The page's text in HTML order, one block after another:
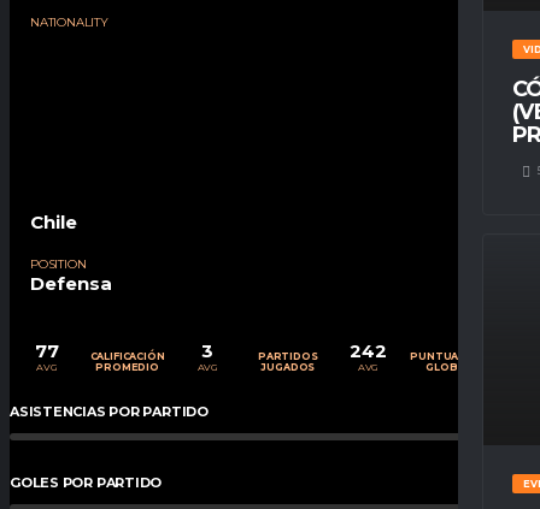
NATIONALITY
Chile
POSITION
Defensa
77
AVG
CALIFICACIÓN
PROMEDIO
3
AVG
PARTIDOS
JUGADOS
242
AVG
PUNTUACIÓN
GLOBAL
ASISTENCIAS POR PARTIDO
GOLES POR PARTIDO %